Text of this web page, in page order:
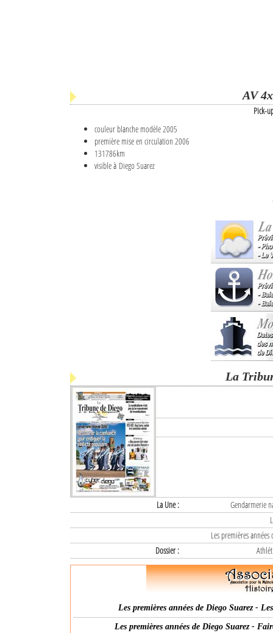
AV
Pick-
couleur blanche modèle 2005
première mise en circulation 2006
131786km
visible à Diego Suarez
La
La Une :
Gendarmerie
Les premières
Dossier :
Les premières années de Diego Suarez -
Les premières années de Diego Suarez -